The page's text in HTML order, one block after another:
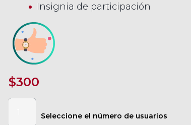
Insignia de participación
$300
Coaching
cantidadSeleccione el número de usuarios